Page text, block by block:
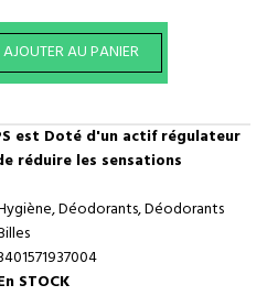
est Doté d'un actif régulateur
réduire les sensations
Déodorants, Déodorants
STOCK